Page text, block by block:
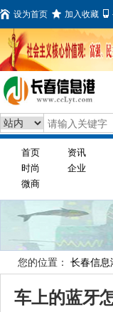
设为首页 加入收藏
首页 资讯
时尚
企业
微商
您的位置： 长春信息
车上的蓝牙